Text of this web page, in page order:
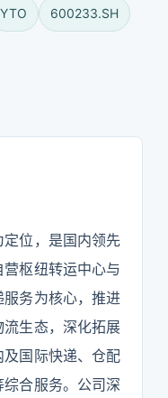
YTO 600233.SH
位，是国内领先
枢纽转运中心与
务为核心，推进
生态，深化拓展
国际快递、仓配
合服务。公司深